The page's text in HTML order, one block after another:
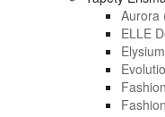
Aurora
ELLE